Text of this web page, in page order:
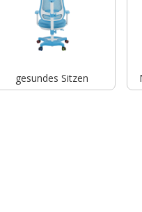
gesundes Sitzen